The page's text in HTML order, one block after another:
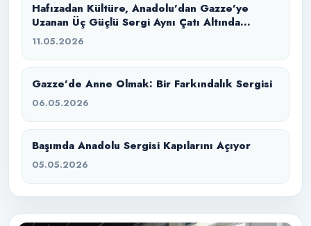
Hafızadan Kültüre, Anadolu’dan Gazze’ye
Uzanan Üç Güçlü Sergi Aynı Çatı Altında
Buluştu
11.05.2026
Gazze’de Anne Olmak: Bir Farkındalık Sergisi
06.05.2026
Başımda Anadolu Sergisi Kapılarını Açıyor
05.05.2026